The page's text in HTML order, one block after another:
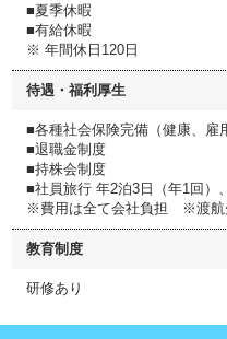
■夏季休暇
■有給休暇
※ 年間休日120日
待遇・福利厚生
■各種社会保険完備（健康、雇
■退職⾦制度
■持株会制度
■社員旅⾏ 年2泊3⽇（年1回）
※費用は全て会社負担 ※渡航
教育制度
研修あり